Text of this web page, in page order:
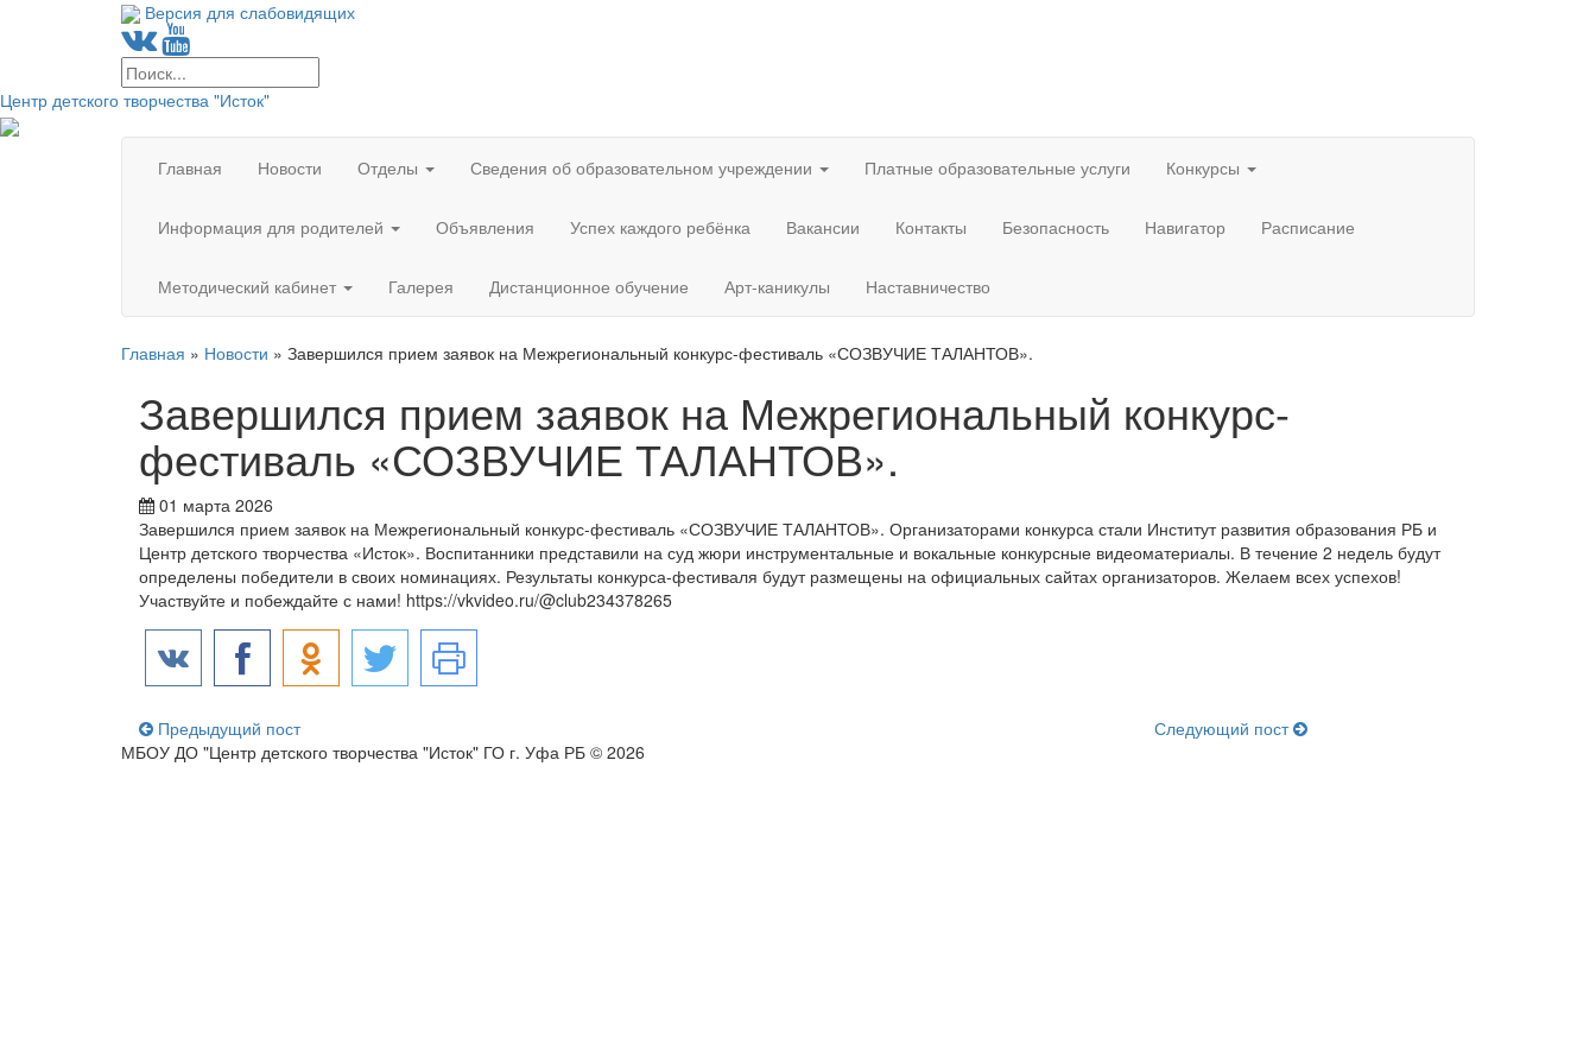
Версия для слабовидящих
Центр детского творчества "Исток"
Главная Новости Отделы Сведения об образовательном учреждении Платные образовательные услуги Конкурсы
Информация для родителей Объявления Успех каждого ребёнка Вакансии Контакты Безопасность Навигатор Расписание
Методический кабинет Галерея Дистанционное обучение Арт-каникулы Наставничество
Главная » Новости » Завершился прием заявок на Межрегиональный конкурс-фестиваль «СОЗВУЧИЕ ТАЛАНТОВ».
Завершился прием заявок на Межрегиональный конкурс-
фестиваль «СОЗВУЧИЕ ТАЛАНТОВ».
01 марта 2026
Завершился прием заявок на Межрегиональный конкурс-фестиваль «СОЗВУЧИЕ ТАЛАНТОВ». Организаторами конкурса стали Институт развития образования РБ и
Центр детского творчества «Исток». Воспитанники представили на суд жюри инструментальные и вокальные конкурсные видеоматериалы. В течение 2 недель будут
определены победители в своих номинациях. Результаты конкурса-фестиваля будут размещены на официальных сайтах организаторов. Желаем всех успехов!
Участвуйте и побеждайте с нами! https://vkvideo.ru/@club234378265
Предыдущий пост
Следующий пост
МБОУ ДО "Центр детского творчества "Исток" ГО г. Уфа РБ © 2026